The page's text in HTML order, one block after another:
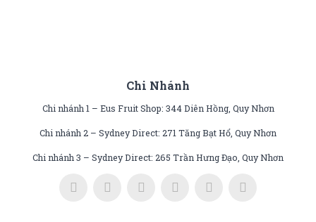
Chi Nhánh
Chi nhánh 1 – Eus Fruit Shop: 344 Diên Hồng, Quy Nhơn
Chi nhánh 2 – Sydney Direct: 271 Tăng Bạt Hổ, Quy Nhơn
Chi nhánh 3 – Sydney Direct: 265 Trần Hưng Đạo, Quy Nhơn